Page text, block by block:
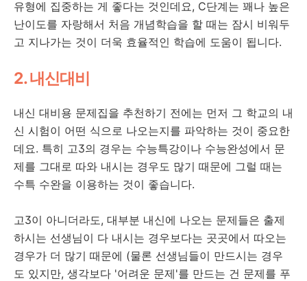
유형에 집중하는 게 좋다는 것인데요, C단계는 꽤나 높은
난이도를 자랑해서 처음 개념학습을 할 때는 잠시 비워두
고 지나가는 것이 더욱 효율적인 학습에 도움이 됩니다.
2. 내신대비
내신 대비용 문제집을 추천하기 전에는 먼저 그 학교의 내
신 시험이 어떤 식으로 나오는지를 파악하는 것이 중요한
데요. 특히 고3의 경우는 수능특강이나 수능완성에서 문
제를 그대로 따와 내시는 경우도 많기 때문에 그럴 때는
수특 수완을 이용하는 것이 좋습니다.
고3이 아니더라도, 대부분 내신에 나오는 문제들은 출제
하시는 선생님이 다 내시는 경우보다는 곳곳에서 따오는
경우가 더 많기 때문에 (물론 선생님들이 만드시는 경우
도 있지만, 생각보다 '어려운 문제'를 만드는 건 문제를 푸